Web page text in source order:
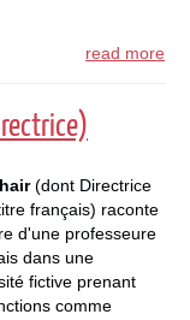
read more
(dont Directrice
français) raconte
d'une professeure
dans une
fictive prenant
comme